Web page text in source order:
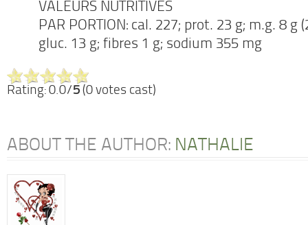
VALEURS NUTRITIVES
PAR PORTION: cal. 227; prot. 23 g; m.g. 8 g
gluc. 13 g; fibres 1 g; sodium 355 mg
Rating: 0.0/5 (0 votes cast)
ABOUT THE AUTHOR: NATHALIE